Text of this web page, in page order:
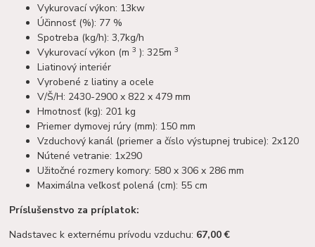
Vykurovací výkon: 13kw
Účinnosť (%): 77 %
Spotreba (kg/h): 3,7kg/h
Vykurovací výkon (m3 ): 325m3
Liatinový interiér
Vyrobené z liatiny a ocele
V/Š/H: 2430-2900 x 822 x 479 mm
Hmotnosť (kg): 201 kg
Priemer dymovej rúry (mm): 150 mm
Vzduchový kanál (priemer a číslo výstupnej trubice): 2x120
Nútené vetranie: 1x290
Užitočné rozmery komory: 580 x 306 x 286 mm
Maximálna veľkosť polená (cm): 55 cm
Príslušenstvo za príplatok:
Nadstavec k externému prívodu vzduchu: 67,00 €